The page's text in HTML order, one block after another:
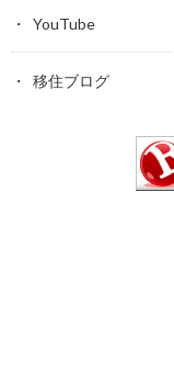
YouTube
移住ブログ